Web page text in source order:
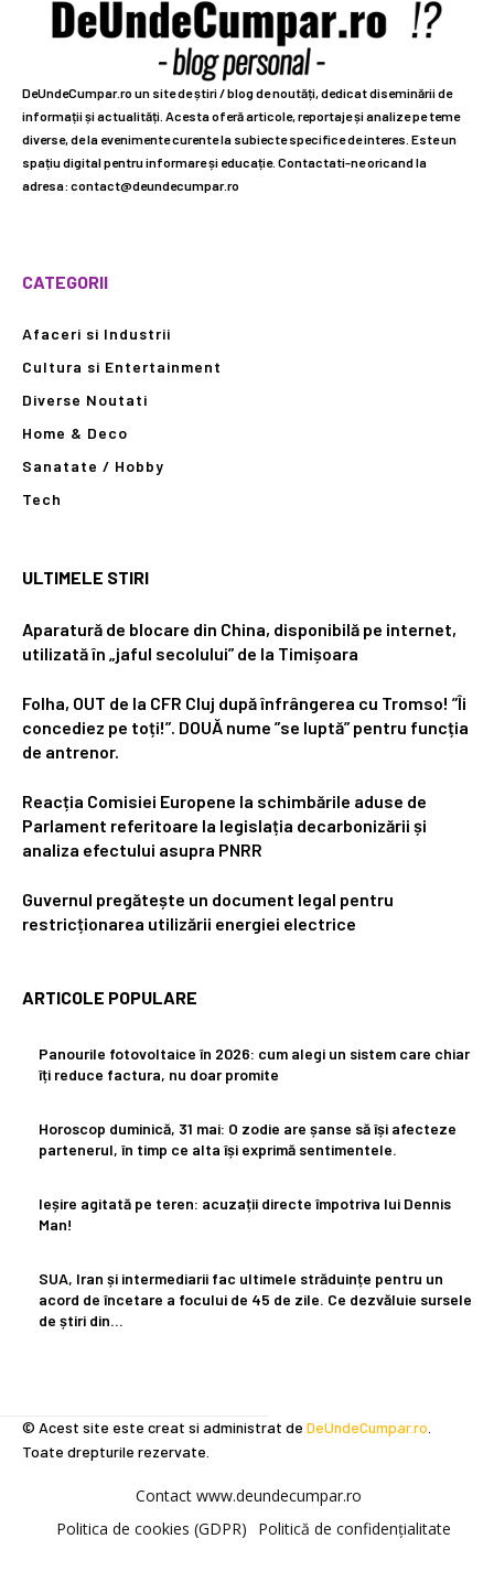
DeUndeCumpar.ro un site de știri / blog de noutăți, dedicat diseminării de
informații și actualități. Acesta oferă articole, reportaje și analize pe teme
diverse, de la evenimente curente la subiecte specifice de interes. Este un
spațiu digital pentru informare și educație. Contactati-ne oricand la
adresa: contact@deundecumpar.ro
CATEGORII
Afaceri si Industrii
Cultura si Entertainment
Diverse Noutati
Home & Deco
Sanatate / Hobby
Tech
ULTIMELE STIRI
Aparatură de blocare din China, disponibilă pe internet,
utilizată în „jaful secolului” de la Timișoara
Folha, OUT de la CFR Cluj după înfrângerea cu Tromso! ”Îi
concediez pe toți!”. DOUĂ nume ”se luptă” pentru funcția
de antrenor.
Reacția Comisiei Europene la schimbările aduse de
Parlament referitoare la legislația decarbonizării și
analiza efectului asupra PNRR
Guvernul pregătește un document legal pentru
restricționarea utilizării energiei electrice
ARTICOLE POPULARE
Panourile fotovoltaice în 2026: cum alegi un sistem care chiar
îți reduce factura, nu doar promite
Horoscop duminică, 31 mai: O zodie are șanse să își afecteze
partenerul, în timp ce alta își exprimă sentimentele.
Ieșire agitată pe teren: acuzații directe împotriva lui Dennis
Man!
SUA, Iran și intermediarii fac ultimele străduințe pentru un
acord de încetare a focului de 45 de zile. Ce dezvăluie sursele
de știri din...
© Acest site este creat si administrat de DeUndeCumpar.ro
Toate drepturile rezervate.
Contact www.deundecumpar.ro
Politica de cookies (GDPR)
Politică de confidențialitate